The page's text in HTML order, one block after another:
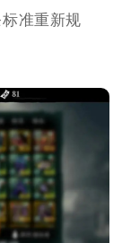
准重新规